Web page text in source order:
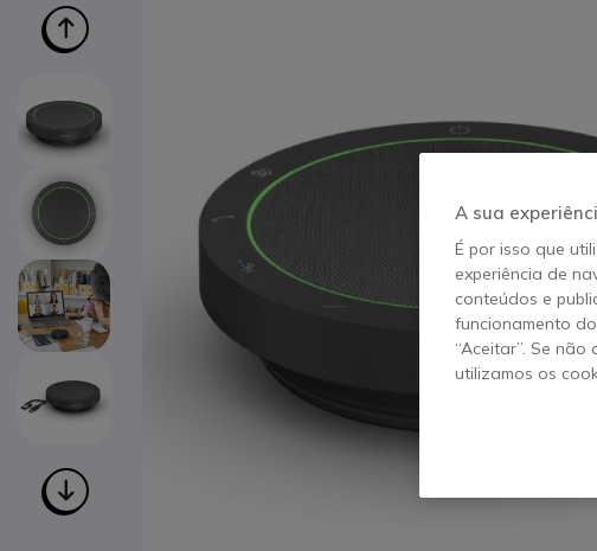
A sua
É por isso que
experiência de
conteúdos e
funcionamento
“Aceitar”. Se
utilizamos os